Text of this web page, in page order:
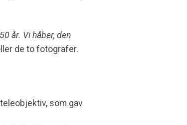
år. Vi håber, den
de to fotografer.
som gav